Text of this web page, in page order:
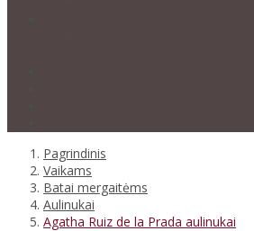
Pagrindinis
Vaikams
Batai mergaitėms
Aulinukai
Agatha Ruiz de la Prada aulinukai